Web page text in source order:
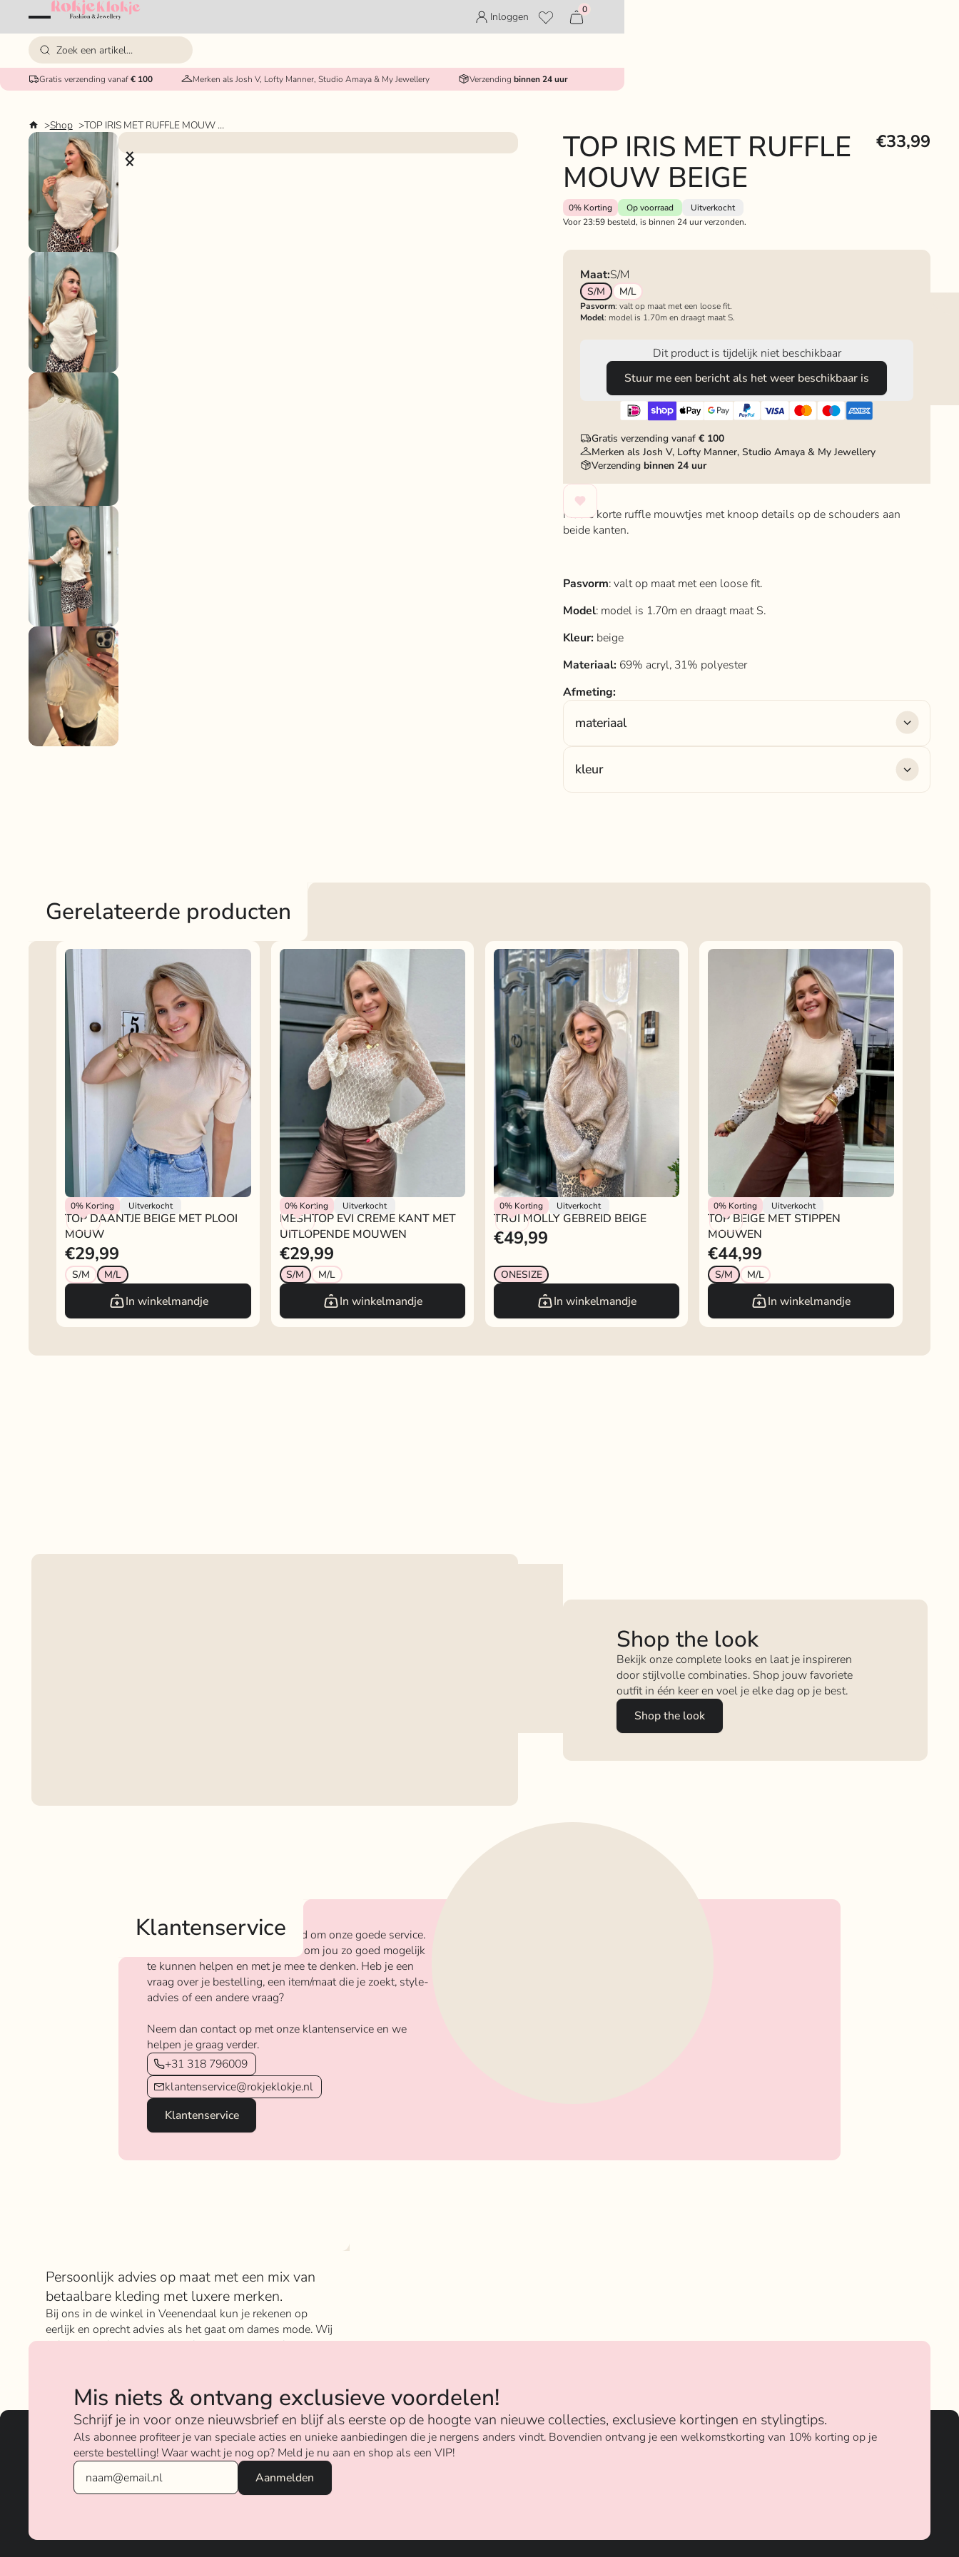
Inloggen
0
Gratis verzending vanaf€ 100 Merken als Josh V, Lofty Manner, Studio Amaya & My Jewellery Verzending binnen 24 uur
Shop TOP IRIS MET RUFFLE MOUW BEIGE
TOP IRIS MET RUFFLE
MOUW BEIGE
€33,99
0% Korting Op voorraad
Uitverkocht
Voor 23:59 besteld, is binnen 24 uur verzonden.
Maat:S/M
S/M M/L
Pasvorm: valt op maat met een loose fit.
Model: model is 1.70m en draagt maat S.
Dit product is tijdelijk niet beschikbaar
Stuur me een bericht als het weer beschikbaar is
Gratis verzending vanaf € 100
Merken als Josh V, Lofty Manner, Studio Amaya & My Jewellery
Verzending binnen 24 uur
Mooie korte ruffle mouwtjes met knoop details op de schouders aan
beide kanten.
Pasvorm: valt op maat met een loose fit.
Model: model is 1.70m en draagt maat S.
Kleur: beige
Materiaal: 69% acryl, 31% polyester
Afmeting:
materiaal
kleur
Gerelateerde producten
0% Korting Uitverkocht
Rokjeklokje
TOP DAANTJE BEIGE MET PLOOI
MOUW
€29,99
S/M M/L
In winkelmandje
0% Korting Uitverkocht
Rokjeklokje
MESHTOP EVI CREME KANT MET
UITLOPENDE MOUWEN
€29,99
S/M M/L
In winkelmandje
0%Korting Uitverkocht
Rokjeklokje
TRUI MOLLY GEBREID BEIGE
€49,99
ONESIZE
In winkelmandje
0%Korting Uitverkocht
Rokjeklokje
TOP BEIGE MET STIPPEN
MOUWEN
€44,99
S/M M/L
In winkelmandje
Shop the look
Bekijk onze complete looks en laat je inspireren
door stijlvolle combinaties. Shop jouw favoriete
outfit in één keer en voel je elke dag op je best.
Shop the look
Klantenservice
Bij Rokjeklokje staan we bekend om onze goede service.
We vinden het super belangrijk om jou zo goed mogelijk
te kunnen helpen en met je mee te denken. Heb je een
vraag over je bestelling, een item/maat die je zoekt, style-
advies of een andere vraag?
Neem dan contact op met onze klantenservice en we
helpen je graag verder.
+31 318 796009
klantenservice@rokjeklokje.nl
Klantenservice
Over Rokje Klokje
Persoonlijk advies op maat met een mix van
betaalbare kleding met luxere merken.
Bij ons in de winkel in Veenendaal kun je rekenen op
eerlijk en oprecht advies als het gaat om dames mode. Wij
geloven sterk in ons concept; het mixen en matchen van
Over ons
Mis niets & ontvang exclusieve voordelen!
Schrijf je in voor onze nieuwsbrief en blijf als eerste op de hoogte van nieuwe collecties, exclusieve kortingen en stylingtips.
Als abonnee profiteer je van speciale acties en unieke aanbiedingen die je nergens anders vindt. Bovendien ontvang je een welkomstkorting van 10% korting op je
eerste bestelling! Waar wacht je nog op? Meld je nu aan en shop als een VIP!